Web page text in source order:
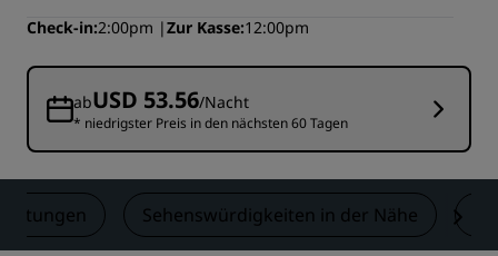
Check-in 2:00pm Zur Kasse 12:00pm
abUSD 53.56/Nacht
* niedrigster Preis in den nächsten 60 Tagen
Sehenswürdigkeiten in der Nähe